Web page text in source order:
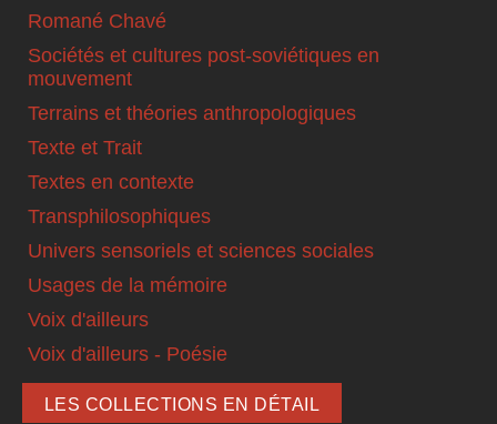
Romané Chavé
Sociétés et cultures post-soviétiques en
mouvement
Terrains et théories anthropologiques
Texte et Trait
Textes en contexte
Transphilosophiques
Univers sensoriels et sciences sociales
Usages de la mémoire
Voix d'ailleurs
Voix d'ailleurs - Poésie
LES COLLECTIONS EN DÉTAIL